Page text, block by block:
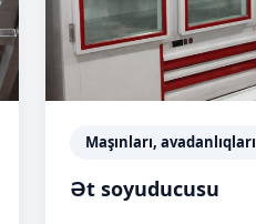
Maşınları, avadanlıqları
Ət soyuducusu